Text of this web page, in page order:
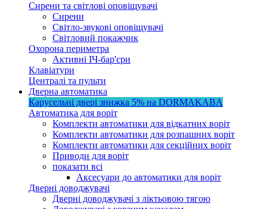
Сирени та світлові оповіщувачі
Сирени
Світло-звукові оповіщувачі
Світловий покажчик
Охорона периметра
Активні ІЧ-бар'єри
Клавіатури
Централі та пульти
Дверна автоматика
Карусельні двері знижка 5% на DORMAKABA
Автоматика для воріт
Комплекти автоматики для відкатних воріт
Комплекти автоматики для розпашних воріт
Комплекти автоматики для секційних воріт
Приводи для воріт
показати всі
Аксесуари до автоматики для воріт
Дверні доводжувачі
Дверні доводжувачі з ліктьовою тягою